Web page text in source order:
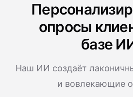
опросы
базе
Наш ИИ создаёт
и вовлекающие